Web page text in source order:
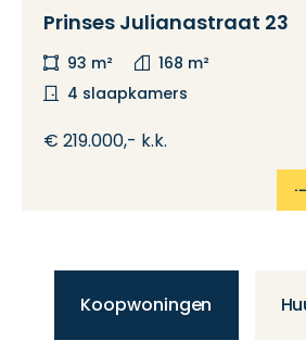
Prinses Julianastraat 23
93 m²
168 m²
4 slaapkamers
€ 219.000,- k.k.
Koopwoningen